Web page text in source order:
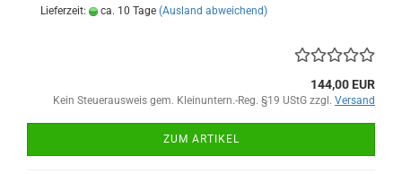
Lieferzeit: ca. 10 Tage (Ausland abweichend)
144,00 EUR
Kein Steuerausweis gem. Kleinuntern.-Reg. §19 UStG zzgl. Versand
ZUM ARTIKEL